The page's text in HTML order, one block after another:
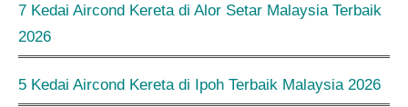
7 Kedai Aircond Kereta di Alor Setar Malaysia Terbaik
2026
5 Kedai Aircond Kereta di Ipoh Terbaik Malaysia 2026